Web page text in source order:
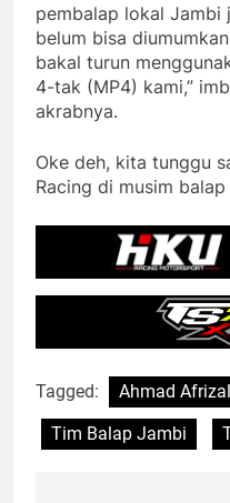
pembalap lokal Jambi
belum bisa
bakal turun
4-tak (MP4) kami,”
akrabnya.
Oke deh, kita tunggu
Racing di musim
Tagged: Ahmad Afrizal
Tim Balap Jambi